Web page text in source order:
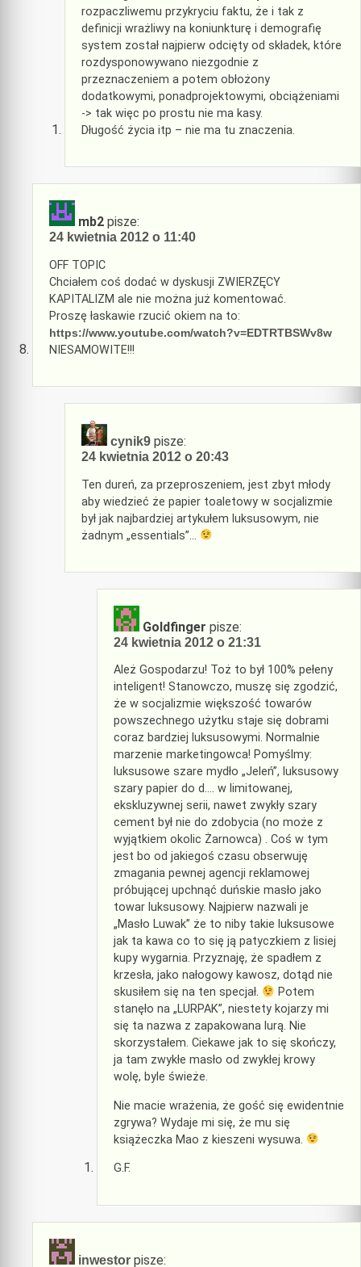
rozpaczliwemu przykryciu faktu, że i tak z
definicji wrażliwy na koniunkturę i demografię
system został najpierw odcięty od składek, które
rozdysponowywano niezgodnie z
przeznaczeniem a potem obłożony
dodatkowymi, ponadprojektowymi, obciążeniami
-> tak więc po prostu nie ma kasy.
Długość życia itp – nie ma tu znaczenia.
mb2 pisze:
24 kwietnia 2012 o 11:40
OFF TOPIC
Chciałem coś dodać w dyskusji ZWIERZĘCY
KAPITALIZM ale nie można już komentować.
Proszę łaskawie rzucić okiem na to:
https://www.youtube.com/watch?v=EDTRTBSWv8w
NIESAMOWITE!!!
cynik9 pisze:
24 kwietnia 2012 o 20:43
Ten dureń, za przeproszeniem, jest zbyt młody
aby wiedzieć że papier toaletowy w socjalizmie
był jak najbardziej artykułem luksusowym, nie
żadnym „essentials”…
Goldfinger pisze:
24 kwietnia 2012 o 21:31
Ależ Gospodarzu! Toż to był 100% pełeny
inteligent! Stanowczo, muszę się zgodzić,
że w socjalizmie większość towarów
powszechnego użytku staje się dobrami
coraz bardziej luksusowymi. Normalnie
marzenie marketingowca! Pomyślmy:
luksusowe szare mydło „Jeleń”, luksusowy
szary papier do d…. w limitowanej,
ekskluzywnej serii, nawet zwykły szary
cement był nie do zdobycia (no może z
wyjątkiem okolic Żarnowca) . Coś w tym
jest bo od jakiegoś czasu obserwuję
zmagania pewnej agencji reklamowej
próbującej upchnąć duńskie masło jako
towar luksusowy. Najpierw nazwali je
„Masło Luwak” że to niby takie luksusowe
jak ta kawa co to się ją patyczkiem z lisiej
kupy wygarnia. Przyznaję, że spadłem z
krzesła, jako nałogowy kawosz, dotąd nie
skusiłem się na ten specjał.
Potem
stanęło na „LURPAK”, niestety kojarzy mi
się ta nazwa z zapakowana lurą. Nie
skorzystałem. Ciekawe jak to się skończy,
ja tam zwykłe masło od zwykłej krowy
wolę, byle świeże.
Nie macie wrażenia, że gość się ewidentnie
zgrywa? Wydaje mi się, że mu się
książeczka Mao z kieszeni wysuwa.
G.F.
inwestor pisze: